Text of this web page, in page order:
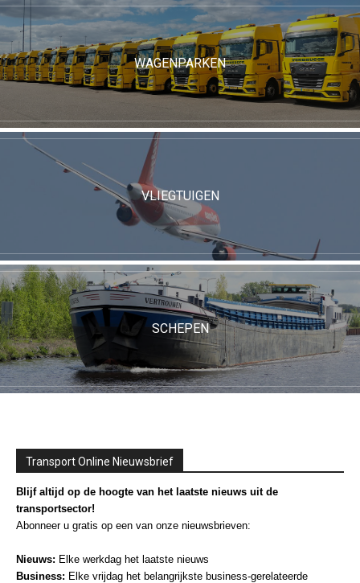
WAGENPARKEN
VLIEGTUIGEN
SCHEPEN
Transport Online Nieuwsbrief
Blijf altijd op de hoogte van het laatste nieuws uit de
transportsector!
Abonneer u gratis op een van onze nieuwsbrieven:
Nieuws: Elke werkdag het laatste nieuws
Business: Elke vrijdag het belangrijkste business-gerelateerde